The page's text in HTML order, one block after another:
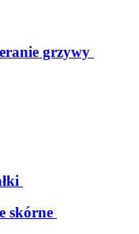
grzywy
skórne